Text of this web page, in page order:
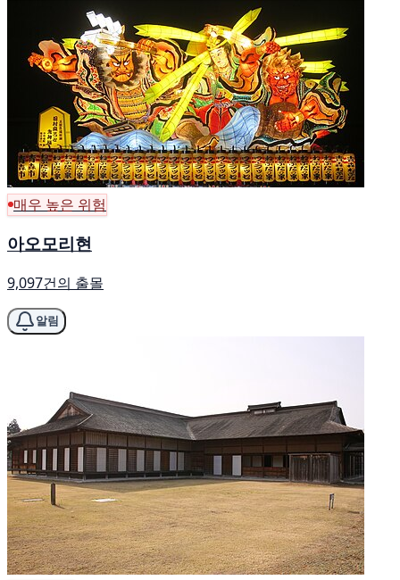
매우 높은 위험
아오모리현
9,097건의 출몰
알림